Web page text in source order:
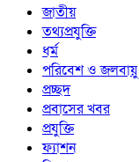
জাতীয়
তথ্যপ্রযুক্তি
ধর্ম
পরিবেশ ও জলবায়ু
প্রচ্ছদ
প্রবাসের খবর
প্রযুক্তি
ফ্যাশন